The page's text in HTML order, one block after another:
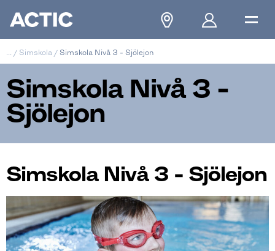
/ Simskola / Simskola Nivå 3 - Sjölejon
Simskola Nivå 3 -
Sjölejon
Simskola Nivå 3 - Sjölejon